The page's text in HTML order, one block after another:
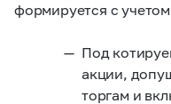
формируется с
Под
акции,
торгам и